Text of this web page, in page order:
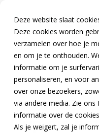
Deze website slaat
Deze cookies worden
verzamelen over hoe je
en om je te onthouden.
informatie om je
personaliseren, en voor
over onze bezoekers,
via andere media. Zie
informatie over de
Als je weigert, zal je
Producten
Stelcon®
Railcon®
BTE Groep
Onze verhalen
Home » Nieuws » Grip die het
7 juli 2026
Grip die